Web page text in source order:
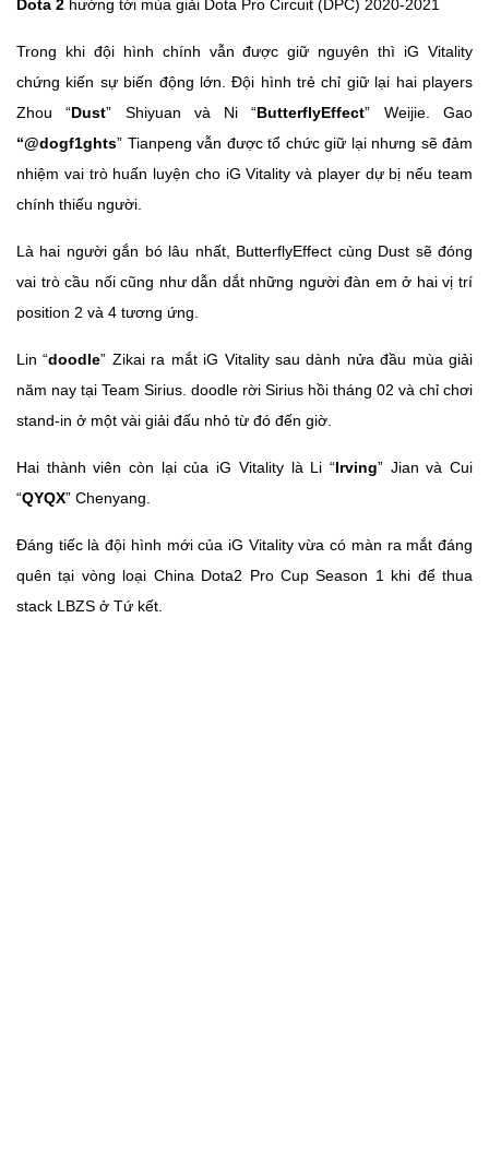
Dota 2 hướng tới mùa giải Dota Pro Circuit (DPC) 2020-2021
Trong khi đội hình chính vẫn được giữ nguyên thì iG Vitality
chứng kiến sự biến động lớn. Đội hình trẻ chỉ giữ lại hai players
Zhou “Dust” Shiyuan và Ni “ButterflyEffect” Weijie. Gao
“@dogf1ghts” Tianpeng vẫn được tổ chức giữ lại nhưng sẽ đảm
nhiệm vai trò huấn luyện cho iG Vitality và player dự bị nếu team
chính thiếu người.
Là hai người gắn bó lâu nhất, ButterflyEffect cùng Dust sẽ đóng
vai trò cầu nối cũng như dẫn dắt những người đàn em ở hai vị trí
position 2 và 4 tương ứng.
Lin “doodle” Zikai ra mắt iG Vitality sau dành nửa đầu mùa giải
năm nay tại Team Sirius. doodle rời Sirius hồi tháng 02 và chỉ chơi
stand-in ở một vài giải đấu nhỏ từ đó đến giờ.
Hai thành viên còn lại của iG Vitality là Li “Irving” Jian và Cui
“QYQX” Chenyang.
Đáng tiếc là đội hình mới của iG Vitality vừa có màn ra mắt đáng
quên tại vòng loại China Dota2 Pro Cup Season 1 khi để thua
stack LBZS ở Tứ kết.